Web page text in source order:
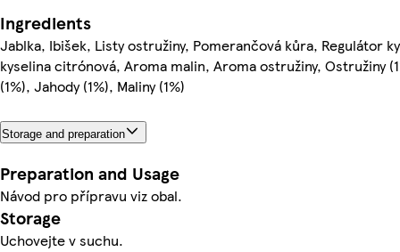
Ingredients
Jablka, Ibišek, Listy ostružiny, Pomerančová kůra, Regulátor
kyselina citrónová, Aroma malin, Aroma ostružiny, Ostružiny
(1%), Jahody (1%), Maliny (1%)
Storage and preparation
Preparation and Usage
Návod pro přípravu viz obal.
Storage
Uchovejte v suchu.